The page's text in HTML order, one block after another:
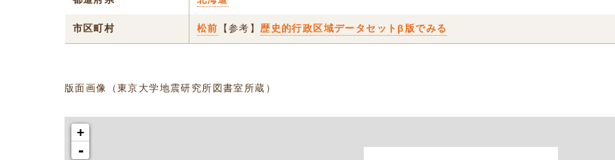
市区町村 松前 【参考】 歴史的行政区域データセットβ版でみる
版面画像（東京大学地震研究所図書室所蔵）
+
-